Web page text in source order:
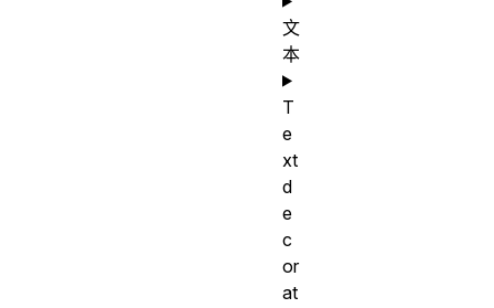
文
本
T
e
xt
d
e
c
or
at